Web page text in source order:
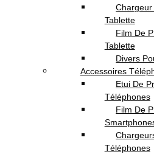
Accessoires Téléphones,Divers
Téléphonie & Tablette
Manchon Pour
Chargeur
Tablette
Film De
Tablette
Divers
Accessoires
Etui De
Téléphones
Film De
Téléphones